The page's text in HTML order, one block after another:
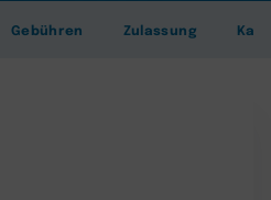
Gebühren Zulassung